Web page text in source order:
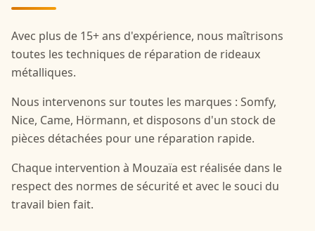
Avec plus de 15+ ans d'expérience, nous maîtrisons
toutes les techniques de réparation de rideaux
métalliques.
Nous intervenons sur toutes les marques : Somfy,
Nice, Came, Hörmann, et disposons d'un stock de
pièces détachées pour une réparation rapide.
Chaque intervention à Mouzaïa est réalisée dans le
respect des normes de sécurité et avec le souci du
travail bien fait.